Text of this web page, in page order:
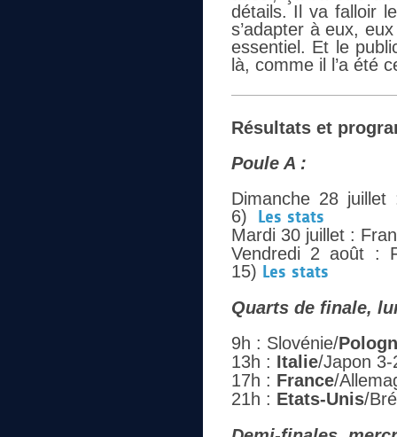
détails. Il va falloir
s’adapter à eux,
essentiel. Et le
là, comme il l’a été
Résultats et
Poule A :
Dimanche 28
6) Les stats
Mardi 30 juillet :
Vendredi 2 août :
15) Les stats
Quarts de finale,
9h : Slovénie/
13h : Italie/Japon
17h : France/
21h : Etats-Unis/